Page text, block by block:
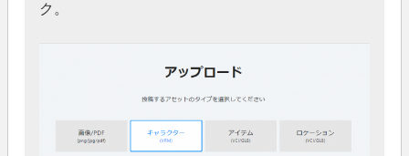
ク。